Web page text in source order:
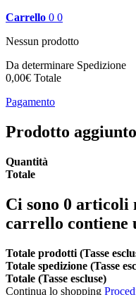
Carrello 0 0
Nessun prodotto
Da determinare Spedizione
0,00€ Totale
Pagamento
Prodotto
Quantità
Totale
Ci sono 0 articoli
carrello contiene
Totale prodotti (Tasse
Totale spedizione (Tasse
Totale (Tasse escluse)
Continua lo shopping